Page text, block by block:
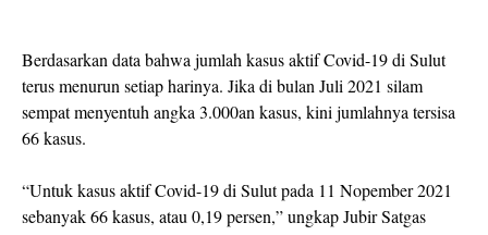
Berdasarkan data bahwa jumlah kasus aktif Covid-19 di Sulut
terus menurun setiap harinya. Jika di bulan Juli 2021 silam
sempat menyentuh angka 3.000an kasus, kini jumlahnya tersisa
66 kasus.
“Untuk kasus aktif Covid-19 di Sulut pada 11 Nopember 2021
sebanyak 66 kasus, atau 0,19 persen,” ungkap Jubir Satgas